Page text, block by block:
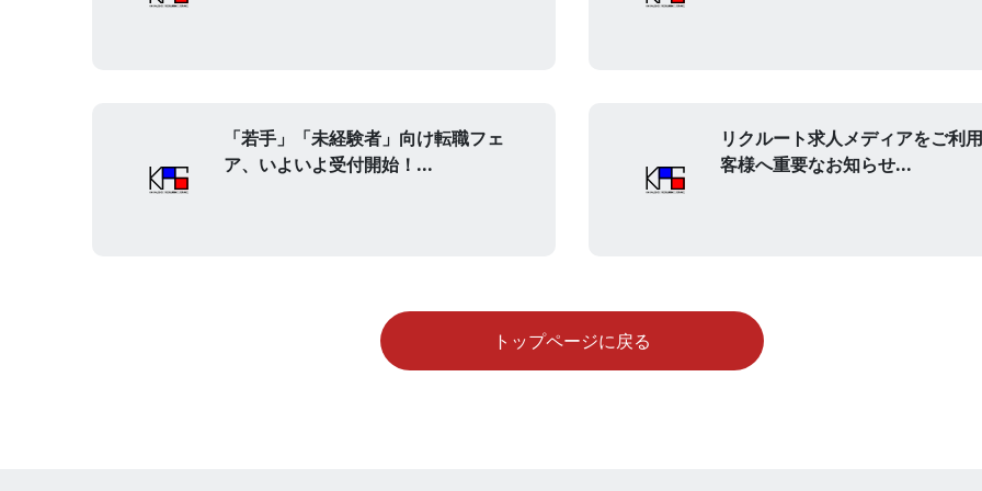
「若手」「未経験者」向け転職フェ
ア、いよいよ受付開始！...
リクルート求人メディアをご利
客様へ重要なお知らせ...
トップページに戻る